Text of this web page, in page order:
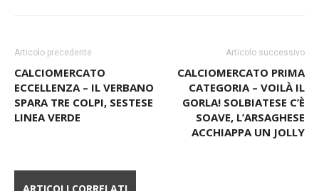
CALCIOMERCATO
ECCELLENZA – IL VERBANO
SPARA TRE COLPI, SESTESE
LINEA VERDE
CALCIOMERCATO PRIMA
CATEGORIA – VOILÀ IL
GORLA! SOLBIATESE C’È
SOAVE, L’ARSAGHESE
ACCHIAPPA UN JOLLY